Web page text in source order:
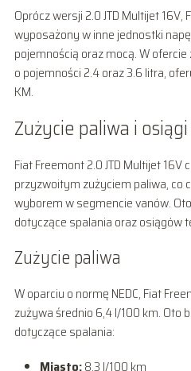
Oprócz wersji 2.0 JTD Multijet 16V,
wyposażony w inne jednostki
pojemnością oraz mocą. W
o pojemności 2.4 oraz 3.6 litra,
KM.
Zużycie paliwa i osiągi
Fiat Freemont 2.0 JTD Multijet 16V
przyzwoitym zużyciem paliwa, co
wyborem w segmencie vanów.
dotyczące spalania oraz osiągów
Zużycie paliwa
W oparciu o normę NEDC, Fiat
zużywa średnio 6,4 l/100 km. Oto
dotyczące spalania:
Miasto:8,3 l/100 km